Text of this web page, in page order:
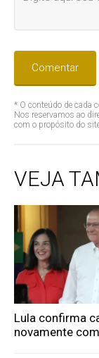
Comentar
* O conteúdo de cada
Nos reservamos ao
com o propósito do
VEJA
Lula confirma
novamente